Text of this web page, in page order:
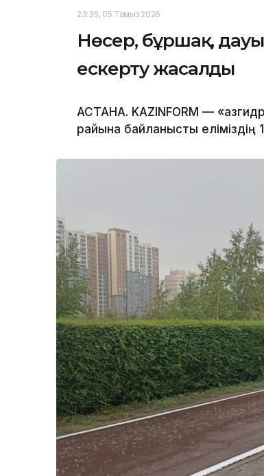
23:35, 05 Тамыз 2026
Нөсер, бұршақ,
ескерту жасалды
АСТАНА. KAZINFORM —
райына байланысты